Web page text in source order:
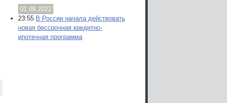
01.09.2022
23:55 В России начала действовать
новая бессрочная кредитно-
ипотечная программа